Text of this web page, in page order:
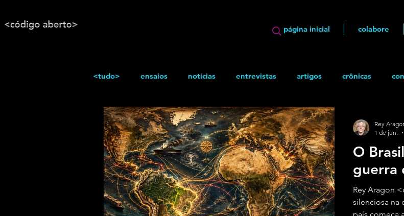
página inicial colabore
<tudo> ensaios notícias entrevistas artigos crônicas
reportagem Texto / Reflexão geek Quadrinhos
O
guerra
Rey Aragon
silenciosa na
Rey
1 de jun.